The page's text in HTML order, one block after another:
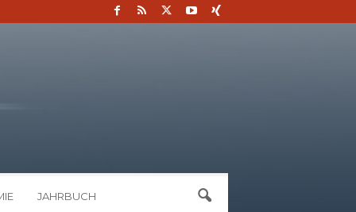
JAHRBUCH